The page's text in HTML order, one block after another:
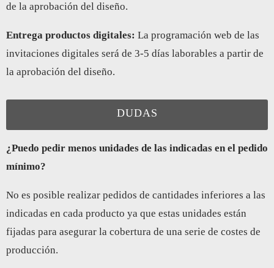
de la aprobación del diseño.
Entrega productos digitales: La programación web de las
invitaciones digitales será de 3-5 días laborables a partir de
la aprobación del diseño.
DUDAS
¿Puedo pedir menos unidades de las indicadas en el pedido
mínimo?
No es posible realizar pedidos de cantidades inferiores a las
indicadas en cada producto ya que estas unidades están
fijadas para asegurar la cobertura de una serie de costes de
producción.